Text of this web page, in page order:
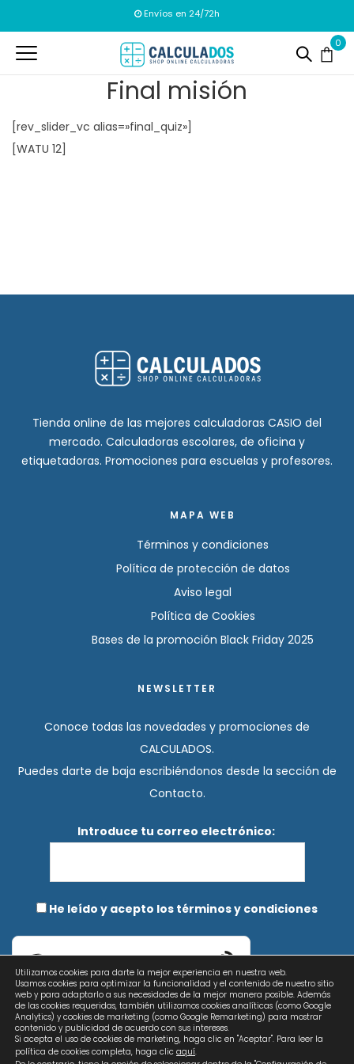
Envíos en 24/72h
0
Final misión
[rev_slider_vc alias=»final_quiz»]
[WATU 12]
Tienda online de las mejores calculadoras CASIO del
mercado. Calculadoras escolares, de oficina y
etiquetadoras. Promociones para escuelas y profesores.
MAPA WEB
Términos y condiciones
Política de protección de datos
Aviso legal
Política de Cookies
Bases de la promoción Black Friday 2025
NEWSLETTER
Conoce todas las novedades y promociones de
CALCULADOS.
Puedes darte de baja escribiéndonos desde la sección de
Contacto.
Introduce tu correo electrónico:
He leído y acepto los términos y condiciones
Prosopo
Utilizamos cookies para darte la mejor experiencia en nuestra web.
Usamos cookies para optimizar la funcionalidad y el contenido de nuestro sitio
web y para adaptarlo a sus necesidades de la mejor manera posible. Además
de las cookies requeridas, también utilizamos cookies analíticas (como Google
Analytics) y cookies de marketing (como Google Remarketing) para mostrar
contenido y publicidad de acuerdo con sus intereses.
Si acepta el uso de cookies de marketing, haga clic en "Aceptar". Para leer la
política de cookies completa, haga clic aquí.